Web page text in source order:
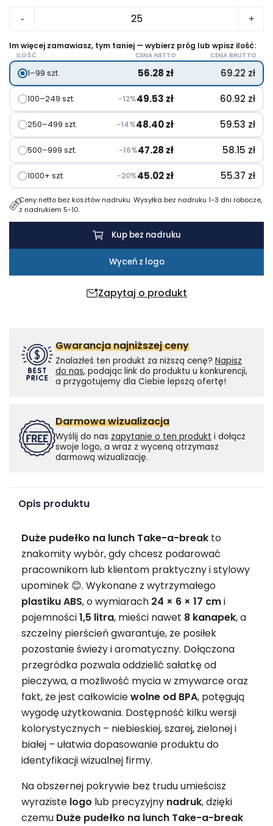
-
pudełko
na
lunch
Take-
a-
break
+
Zapytaj o produkt
Im więcej zamawiasz, tym taniej — wybierz próg lub wpisz ilość:
ILOŚĆ CENA NETTO CENA BRUTTO
1–99 szt. 56.28 zł 69.22 zł
100–249 szt. −12%49.53 zł 60.92 zł
250–499 szt. −14%48.40zł 59.53 zł
500–999 szt. −16%47.28 zł 58.15 zł
1000+ szt. −20%45.02zł 55.37 zł
Ceny netto bez kosztów nadruku. Wysyłka bez nadruku 1-3 dni robocze,
z nadrukiem 5-10.
Kup bez nadruku
Wyceń z logo
Gwarancja najniższej ceny
Znalazłeś ten produkt za niższą cenę? Napisz
do nas, podając link do produktu u konkurencji,
a przygotujemy dla Ciebie lepszą ofertę!
Darmowa wizualizacja
Wyślij do nas zapytanie o ten produkt i dołącz
swoje logo, a wraz z wyceną otrzymasz
darmową wizualizację.
Opis produktu
Duże pudełko na lunch Take-a-break to
znakomity wybór, gdy chcesz podarować
pracownikom lub klientom praktyczny i stylowy
upominek 😊. Wykonane z wytrzymałego
plastiku ABS, o wymiarach 24 × 6 × 17 cmi
pojemności1,5 litra, mieści nawet 8 kanapek, a
szczelny pierścień gwarantuje, że posiłek
pozostanie świeży i aromatyczny. Dołączona
przegródka pozwala oddzielić sałatkę od
pieczywa, a możliwość mycia w zmywarce oraz
fakt, że jest całkowiciewolne od BPA, potęgują
wygodę użytkowania. Dostępność kilku wersji
kolorystycznych – niebieskiej, szarej, zielonej i
białej – ułatwia dopasowanie produktu do
identyfikacji wizualnej firmy.
Na obszernej pokrywie bez trudu umieścisz
wyraziste logo lub precyzyjny nadruk, dzięki
czemu Duże pudełko na lunch Take-a-break